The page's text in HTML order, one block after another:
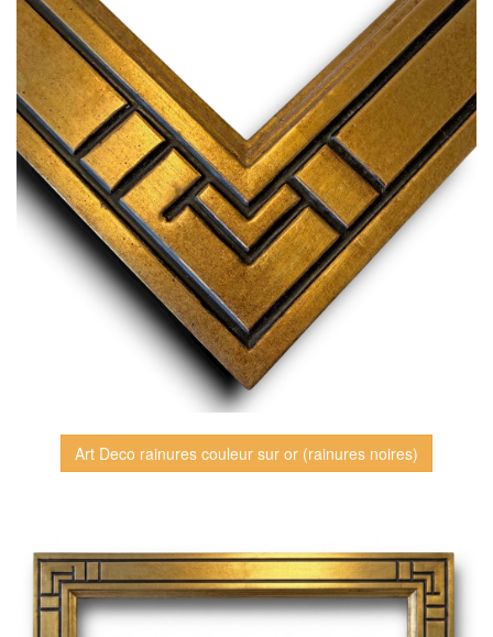
Art Deco rainures couleur sur or (rainures noires)